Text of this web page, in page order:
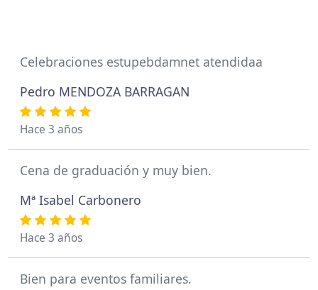
Celebraciones estupebdamnet atendidaa
Pedro MENDOZA BARRAGAN
Hace 3 años
Cena de graduación y muy bien.
Mª Isabel Carbonero
Hace 3 años
Bien para eventos familiares.